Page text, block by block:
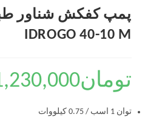
پمپ کفکش شناور
IDROGO 40-10 M
تومان
توان 1 اسب / 0.75 کیلووات